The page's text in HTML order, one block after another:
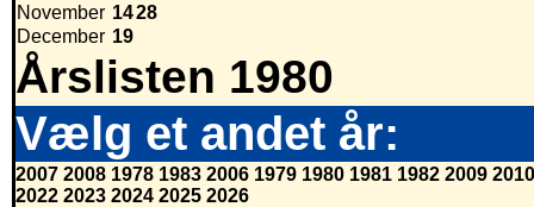
November 1428
December 19
Årslisten 1980
Vælg et andet år:
2007 2008 1978 1983 2006 1979 1980 1981 1982 2009 2010
2022 2023 2024 2025 2026